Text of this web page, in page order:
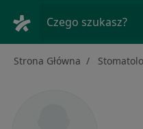
Czego szukasz?
Strona Główna